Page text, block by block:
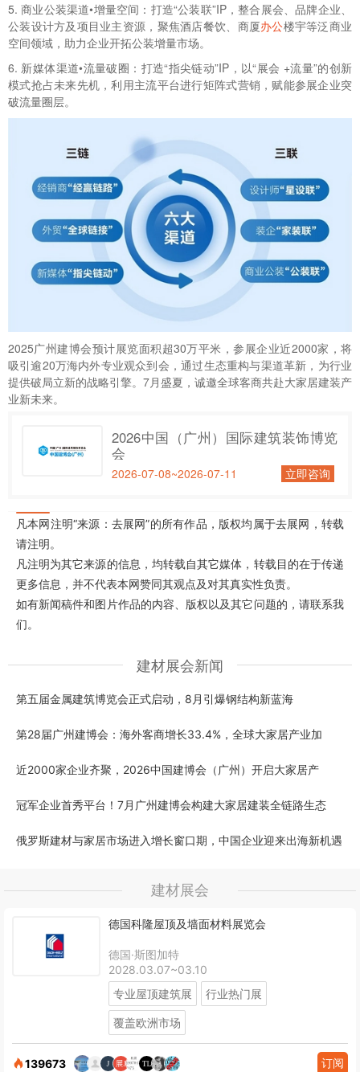
5. 商业公装渠道•增量空间：打造“公装联”IP，整合展会、品牌企业、
公装设计方及项目业主资源，聚焦酒店餐饮、商厦办公楼宇等泛商业
空间领域，助力企业开拓公装增量市场。
6. 新媒体渠道•流量破圈：打造“指尖链动”IP，以“展会 +流量”的创新
模式抢占未来先机，利用主流平台进行矩阵式营销，赋能参展企业突
破流量圈层。
2025广州建博会预计展览面积超30万平米，参展企业近2000家，将
吸引逾20万海内外专业观众到会，通过生态重构与渠道革新，为行业
提供破局立新的战略引擎。7月盛夏，诚邀全球客商共赴大家居建装产
业新未来。
2026中国（广州）国际建筑装饰博览
会
2026-07-08~2026-07-11 立即咨询
凡本网注明“来源：去展网”的所有作品，版权均属于去展网，转载
请注明。
凡注明为其它来源的信息，均转载自其它媒体，转载目的在于传递
更多信息，并不代表本网赞同其观点及对其真实性负责。
如有新闻稿件和图片作品的内容、版权以及其它问题的，请联系我
们。
建材展会新闻
第五届金属建筑博览会正式启动，8月引爆钢结构新蓝海
第28届广州建博会：海外客商增长33.4%，全球大家居产业加
近2000家企业齐聚，2026中国建博会（广州）开启大家居产
冠军企业首秀平台！7月广州建博会构建大家居建装全链路生态
俄罗斯建材与家居市场进入增长窗口期，中国企业迎来出海新机遇
建材展会
德国科隆屋顶及墙面材料展览会
德国·斯图加特
2028.03.07~03.10
专业屋顶建筑展
行业热门展
覆盖欧洲市场
139673 订阅